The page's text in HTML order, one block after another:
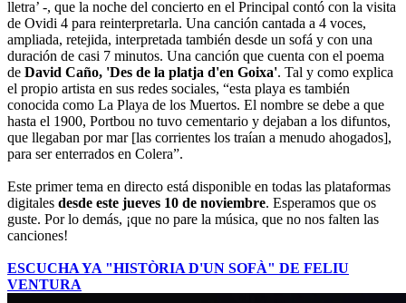
lletra’ -, que la noche del concierto en el Principal contó con la visita
de Ovidi 4 para reinterpretarla. Una canción cantada a 4 voces,
ampliada, retejida, interpretada también desde un sofá y con una
duración de casi 7 minutos. Una canción que cuenta con el poema
de David Caño, 'Des de la platja d'en Goixa'. Tal y como explica
el propio artista en sus redes sociales, “esta playa es también
conocida como La Playa de los Muertos. El nombre se debe a que
hasta el 1900, Portbou no tuvo cementario y dejaban a los difuntos,
que llegaban por mar [las corrientes los traían a menudo ahogados],
para ser enterrados en Colera”.
Este primer tema en directo está disponible en todas las plataformas
digitales desde este jueves 10 de noviembre. Esperamos que os
guste. Por lo demás, ¡que no pare la música, que no nos falten las
canciones!
ESCUCHA YA "HISTÒRIA D'UN SOFÀ" DE FELIU
VENTURA